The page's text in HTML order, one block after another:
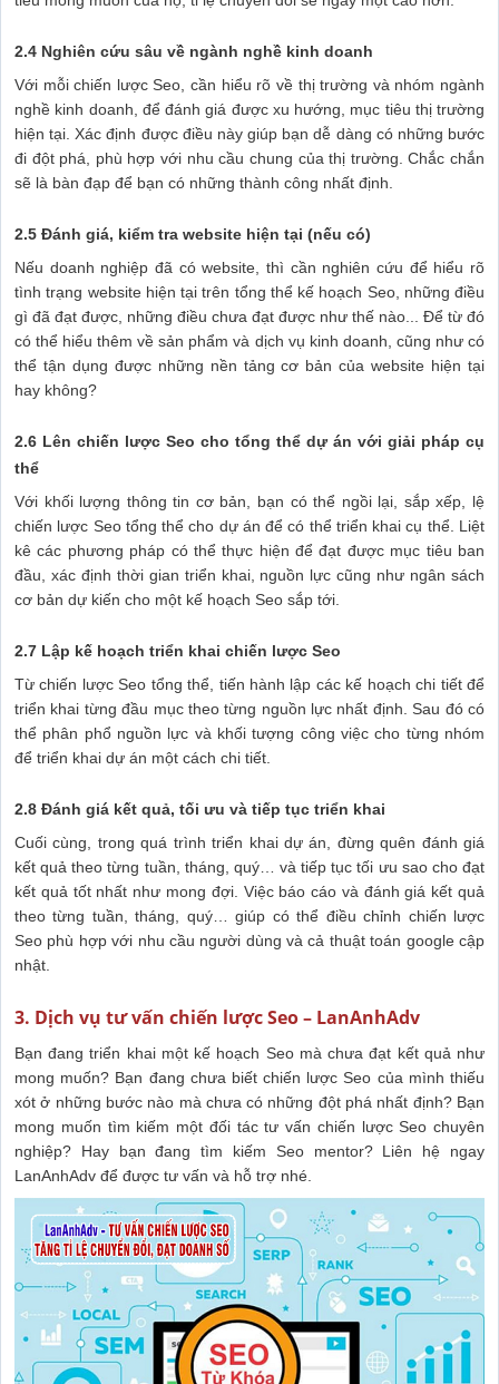
2.4 Nghiên cứu sâu về ngành nghề kinh doanh
Với mỗi chiến lược Seo, cần hiểu rõ về thị trường và nhóm ngành
nghề kinh doanh, để đánh giá được xu hướng, mục tiêu thị trường
hiện tại. Xác định được điều này giúp bạn dễ dàng có những bước
đi đột phá, phù hợp với nhu cầu chung của thị trường. Chắc chắn
sẽ là bàn đạp để bạn có những thành công nhất định.
2.5 Đánh giá, kiểm tra website hiện tại (nếu có)
Nếu doanh nghiệp đã có website, thì cần nghiên cứu để hiểu rõ
tình trạng website hiện tại trên tổng thể kế hoạch Seo, những điều
gì đã đạt được, những điều chưa đạt được như thế nào... Để từ đó
có thể hiểu thêm về sản phẩm và dịch vụ kinh doanh, cũng như có
thể tận dụng được những nền tảng cơ bản của website hiện tại
hay không?
2.6 Lên chiến lược Seo cho tổng thể dự án với giải pháp cụ
thể
Với khối lượng thông tin cơ bản, bạn có thể ngồi lại, sắp xếp, lệ
chiến lược Seo tổng thể cho dự án để có thể triển khai cụ thể. Liệt
kê các phương pháp có thể thực hiện để đạt được mục tiêu ban
đầu, xác định thời gian triển khai, nguồn lực cũng như ngân sách
cơ bản dự kiến cho một kế hoạch Seo sắp tới.
2.7 Lập kế hoạch triển khai chiến lược Seo
Từ chiến lược Seo tổng thể, tiến hành lập các kế hoạch chi tiết để
triển khai từng đầu mục theo từng nguồn lực nhất định. Sau đó có
thể phân phổ nguồn lực và khối tượng công việc cho từng nhóm
để triển khai dự án một cách chi tiết.
2.8 Đánh giá kết quả, tối ưu và tiếp tục triển khai
Cuối cùng, trong quá trình triển khai dự án, đừng quên đánh giá
kết quả theo từng tuần, tháng, quý… và tiếp tục tối ưu sao cho đạt
kết quả tốt nhất như mong đợi. Việc báo cáo và đánh giá kết quả
theo từng tuần, tháng, quý… giúp có thể điều chỉnh chiến lược
Seo phù hợp với nhu cầu người dùng và cả thuật toán google cập
nhật.
3. Dịch vụ tư vấn chiến lược Seo – LanAnhAdv
Bạn đang triển khai một kế hoạch Seo mà chưa đạt kết quả như
mong muốn? Bạn đang chưa biết chiến lược Seo của mình thiếu
xót ở những bước nào mà chưa có những đột phá nhất định? Bạn
mong muốn tìm kiếm một đối tác tư vấn chiến lược Seo chuyên
nghiệp? Hay bạn đang tìm kiếm Seo mentor? Liên hệ ngay
LanAnhAdv để được tư vấn và hỗ trợ nhé.